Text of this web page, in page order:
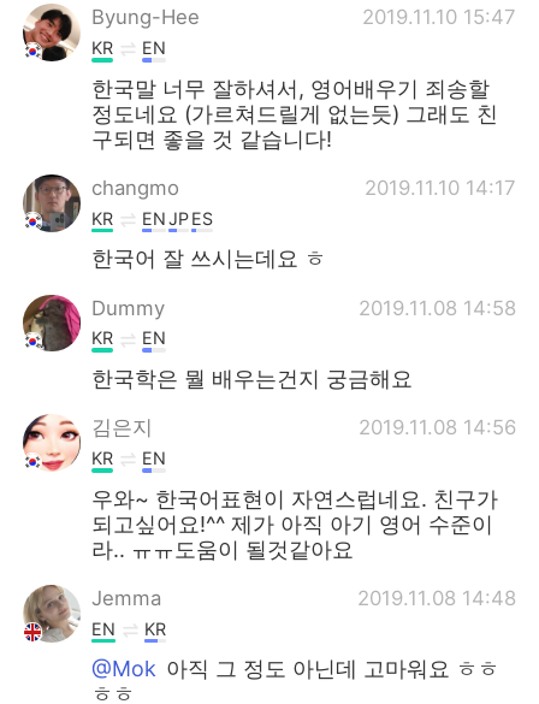
Byung-Hee 2019.11.10 15:47
KR EN
한국말 너무 잘하셔서, 영어배우기 죄송할
정도네요 (가르쳐드릴게 없는듯) 그래도 친
구되면 좋을 것 같습니다!
changmo 2019.11.10 14:17
KR ENJPES
한국어 잘 쓰시는데요 ㅎ
Dummy 2019.11.08 14:58
KR EN
한국학은 뭘 배우는건지 궁금해요
김은지 2019.11.08 14:56
KR EN
우와~ 한국어표현이 자연스럽네요. 친구가
되고싶어요!^^ 제가 아직 아기 영어 수준이
라.. ㅠㅠ도움이 될것같아요
Jemma 2019.11.08 14:48
EN KR
@Mok 아직 그 정도 아닌데 고마워요 ㅎㅎ
ㅎㅎ